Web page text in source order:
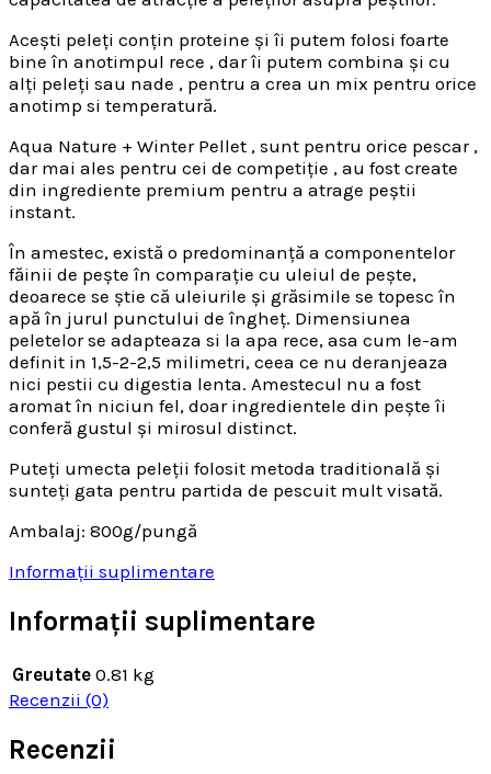
Acești peleți conțin proteine și îi putem folosi foarte
bine în anotimpul rece , dar îi putem combina și cu
alți peleți sau nade , pentru a crea un mix pentru orice
anotimp si temperatură.
Aqua Nature + Winter Pellet , sunt pentru orice pescar ,
dar mai ales pentru cei de competiție , au fost create
din ingrediente premium pentru a atrage peștii
instant.
În amestec, există o predominanță a componentelor
făinii de pește în comparație cu uleiul de pește,
deoarece se știe că uleiurile și grăsimile se topesc în
apă în jurul punctului de îngheț. Dimensiunea
peletelor se adapteaza si la apa rece, asa cum le-am
definit in 1,5-2-2,5 milimetri, ceea ce nu deranjeaza
nici pestii cu digestia lenta. Amestecul nu a fost
aromat în niciun fel, doar ingredientele din pește îi
conferă gustul și mirosul distinct.
Puteți umecta peleții folosit metoda traditională și
sunteți gata pentru partida de pescuit mult visată.
Ambalaj: 800g/pungă
Informații suplimentare
Informații suplimentare
Greutate 0.81 kg
Recenzii (0)
Recenzii